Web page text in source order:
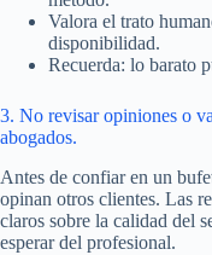
Valora el trato
disponibilidad.
Recuerda: lo barato
3. No revisar opiniones o
abogados.
Antes de confiar en un
opinan otros clientes. Las
claros sobre la calidad del
esperar del profesional.